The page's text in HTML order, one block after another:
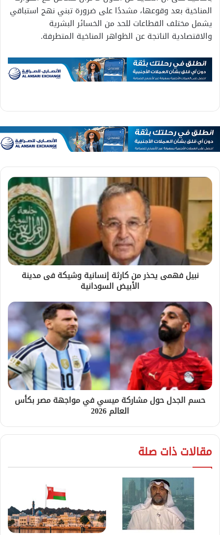
المناخية بعد وقوعها، مشددًا على ضرورة تبني نهج استباقي
يشمل مختلف القطاعات للحد من الخسائر البشرية
والاقتصادية الناتجة عن الظواهر المناخية المتطرفة.
نبيل فهمى يحذر من كارثة إنسانية وشيكة فى مدينة
الأبيض السودانية
حسم الجدل حول مشاركة ميسي في مواجهة مصر بكأس
العالم 2026
مقالات ذات صلة